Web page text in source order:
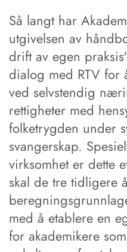
Så langt har
utgivelsen av
drift av egen
dialog med RTV for
ved selvstendig
rettigheter med
folketrygden under
svangerskap.
virksomhet er dette
skal de tre tidligere
med å etablere en
for akademikere